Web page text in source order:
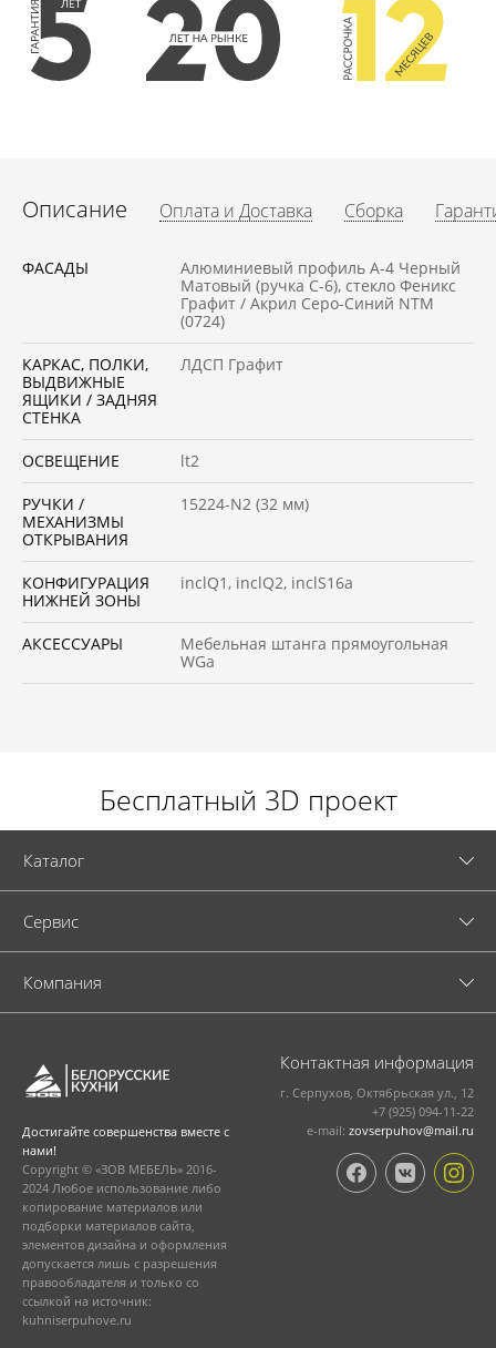
Описание Оплата и Доставка Сборка
ФАСАДЫ
Алюминиевый профиль А-4 Черный
Матовый (ручка С-6), стекло Феникс
Графит / Акрил Серо-Синий NTM
(0724)
КАРКАС, ПОЛКИ,
ВЫДВИЖНЫЕ
ЯЩИКИ / ЗАДНЯЯ
СТЕНКА
ЛДСП Графит
ОСВЕЩЕНИЕ lt2
РУЧКИ /
МЕХАНИЗМЫ
ОТКРЫВАНИЯ
15224-N2 (32 мм)
КОНФИГУРАЦИЯ
НИЖНЕЙ ЗОНЫ
inclQ1, inclQ2, inclS16a
АКСЕССУАРЫ
Мебельная штанга прямоугольная
WGa
Бесплатный 3D проект
Достигайте совершенства вместе с
нами!
Copyright © «ЗОВ МЕБЕЛЬ» 2016-
2024 Любое использование либо
копирование материалов или
подборки материалов сайта,
элементов дизайна и оформления
допускается лишь с разрешения
правообладателя и только со
ссылкой на источник:
kuhniserpuhove.ru
Каталог
Cервис
Компания
Контактная информация
г. Серпухов, Октябрьская ул., 12
+7 (925) 094-11-22
e-mail: zovserpuhov@mail.ru